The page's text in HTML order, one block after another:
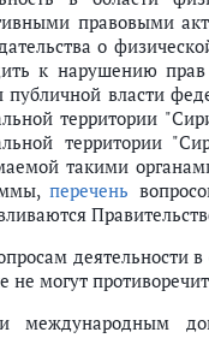
заключивших с
федераций
спорта
мероприятий
и проведением
официальных
за спортивные
правовыми
о
к нарушению прав
публичной власти
территории
территории
такими
перечень
деятельности
не могут
международным